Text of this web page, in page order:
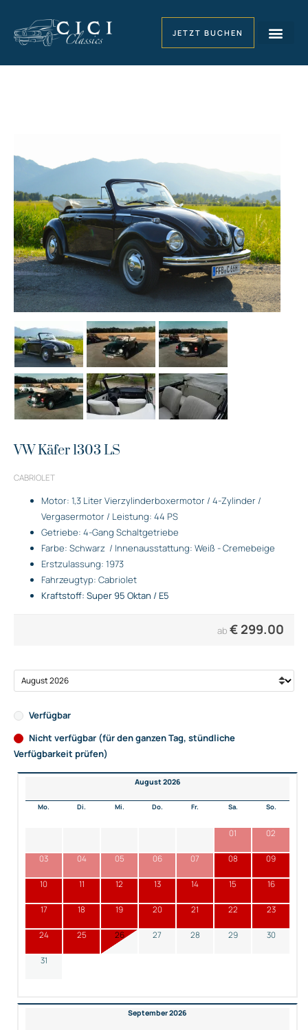
JETZT BUCHEN
VW Käfer 1303 LS
CABRIOLET
Motor: 1,3 Liter Vierzylinderboxermotor / 4-Zylinder /
Vergasermotor / Leistung: 44 PS
Getriebe: 4-Gang Schaltgetriebe
Farbe: Schwarz / Innenausstattung: Weiß - Cremebeige
Erstzulassung: 1973
Fahrzeugtyp: Cabriolet
Kraftstoff: Super 95 Oktan / E5
ab € 299.00
Verfügbar
Nicht verfügbar (für den ganzen Tag, stündliche
Verfügbarkeit prüfen)
August 2026
Mo. Di. Mi. Do. Fr. Sa. So.
01 02
03 04 05 06 07 08 09
10 11 12 13 14 15 16
17 18 19 20 21 22 23
24 25 26 27 28 29 30
31
September 2026